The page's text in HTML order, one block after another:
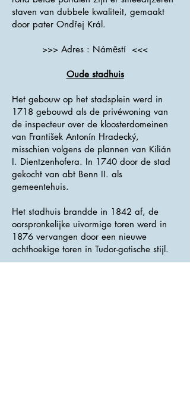
staven van dubbele kwaliteit, gemaakt
door pater Ondřej Král.
>>> Adres : Náměstí <<<
Oude stadhuis
Het gebouw op het stadsplein werd in
1718 gebouwd als de privéwoning van
de inspecteur over de kloosterdomeinen
van František Antonín Hradecký,
misschien volgens de plannen van Kilián
I. Dientzenhofera. In 1740 door de stad
gekocht van abt Benn II. als
gemeentehuis.
Het stadhuis brandde in 1842 af, de
oorspronkelijke uivormige toren werd in
1876 vervangen door een nieuwe
achthoekige toren in Tudor-gotische stijl.